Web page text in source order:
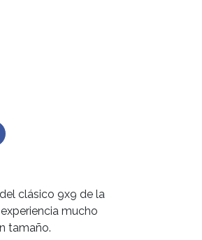
clásico 9x9 de la
mucho
tamaño.